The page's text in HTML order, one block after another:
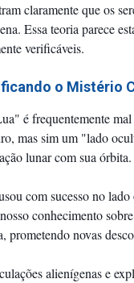
claramente que os
Essa teoria parece
verificáveis.
o Mistério
é frequentemente
mas sim um "lado
lunar com sua órbita.
com sucesso no
conhecimento
prometendo novas
alienígenas e